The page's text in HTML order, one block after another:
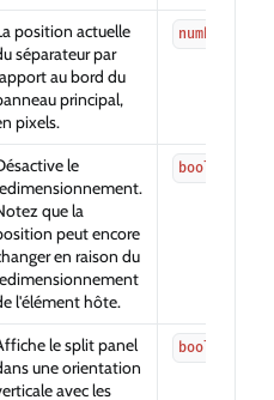
position actuelle
séparateur par
au bord du
principal,
pixels.
number
le
que la
peut encore
en raison du
l'élément hôte.
boolean
le split panel
une orientation
avec les
boolean